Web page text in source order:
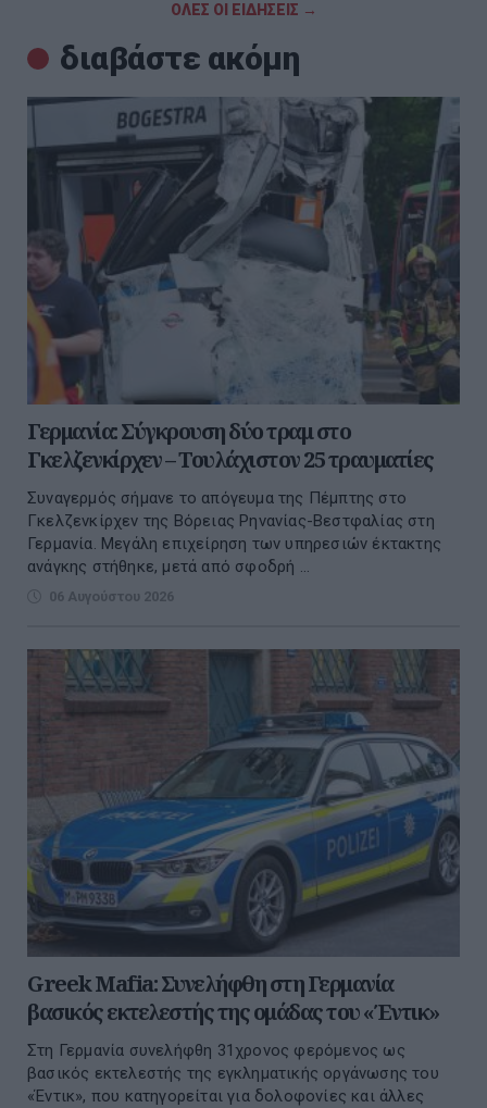
ΟΛΕΣ ΟΙ ΕΙΔΗΣΕΙΣ →
διαβάστε ακόμη
Γερμανία: Σύγκρουση δύο τραμ στο
Γκελζενκίρχεν – Τουλάχιστον 25 τραυματίες
Συναγερμός σήμανε το απόγευμα της Πέμπτης στο
Γκελζενκίρχεν της Βόρειας Ρηνανίας-Βεστφαλίας στη
Γερμανία. Μεγάλη επιχείρηση των υπηρεσιών έκτακτης
ανάγκης στήθηκε, μετά από σφοδρή ...
06 Αυγούστου 2026
Greek Mafia: Συνελήφθη στη Γερμανία
βασικός εκτελεστής της ομάδας του «Έντικ»
Στη Γερμανία συνελήφθη 31χρονος φερόμενος ως
βασικός εκτελεστής της εγκληματικής οργάνωσης του
«Έντικ», που κατηγορείται για δολοφονίες και άλλες